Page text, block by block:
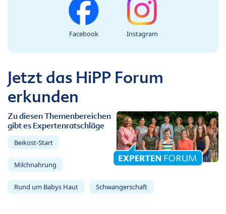
Facebook Instagram
Jetzt das HiPP Forum
erkunden
Zu diesen Themenbereichen
gibt es Expertenratschläge
Beikost-Start
Milchnahrung
Rund um Babys Haut Schwangerschaft